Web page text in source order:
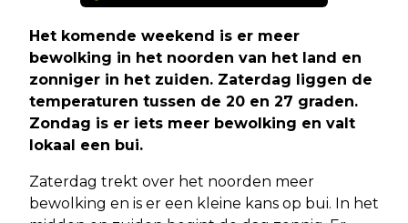
Het komende weekend is er meer
bewolking in het noorden van het land en
zonniger in het zuiden. Zaterdag liggen de
temperaturen tussen de 20 en 27 graden.
Zondag is er iets meer bewolking en valt
lokaal een bui.
Zaterdag trekt over het noorden meer
bewolking en is er een kleine kans op bui. In het